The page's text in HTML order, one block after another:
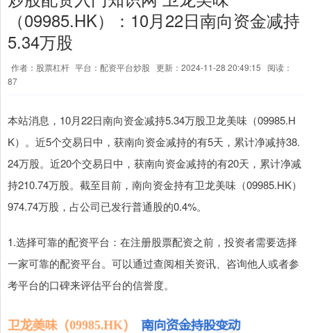
（09985.HK）：10月22日南向资金减持
5.34万股
作者：股票杠杆 平台：配资平台炒股 更新：2024-11-28 20:49:15
阅读：
87
本站消息，10月22日南向资金减持5.34万股卫龙美味（09985.H
K）。近5个交易日中，获南向资金减持的有5天，累计净减持38.
24万股。近20个交易日中，获南向资金减持的有20天，累计净减
持210.74万股。截至目前，南向资金持有卫龙美味（09985.HK）
974.74万股，占公司已发行普通股的0.4%。
1.选择可靠的配资平台：在注册股票配资之前，投资者需要选择
一家可靠的配资平台。可以通过查阅相关资讯、咨询他人或者参
考平台的口碑来评估平台的信誉度。